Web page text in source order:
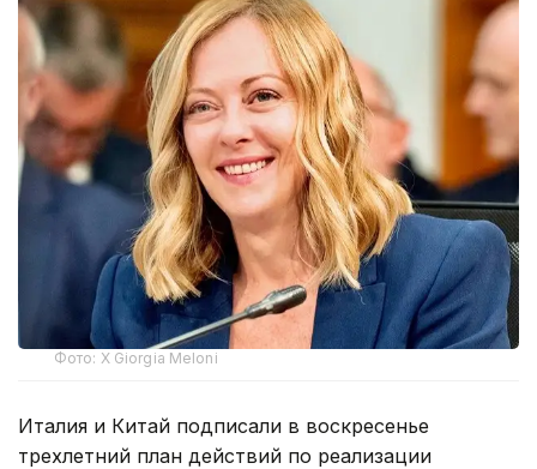
Фото: Х Giorgia Meloni
Италия и Китай подписали в воскресенье
трехлетний план действий по реализации